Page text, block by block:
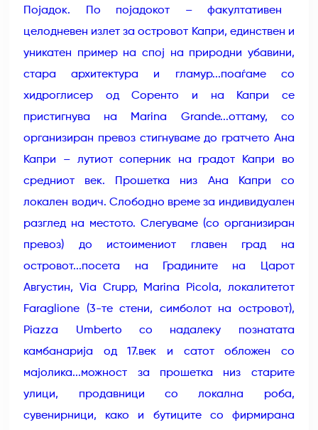
Појадок. По појадокот – факултативен
целодневен излет за островот Капри, единствен и
уникатен пример на спој на природни убавини,
стара архитектура и гламур...поаѓаме со
хидроглисер од Соренто и на Капри се
пристигнува на Marina Grande...оттаму, со
организиран превоз стигнуваме до гратчето Ана
Капри – лутиот соперник на градот Капри во
средниот век. Прошетка низ Ана Капри со
локален водич. Слободно време за индивидуален
разглед на местото. Слегуваме (со организиран
превоз) до истоимениот главен град на
островот...посета на Градините на Царот
Августин, Via Crupp, Marina Picola, локалитетот
Faraglione (3-те стени, симболот на островот),
Piazza Umberto со надалеку познатата
камбанарија од 17.век и сатот обложен со
мајолика...можност за прошетка низ старите
улици, продавници со локална роба,
сувенирници, како и бутиците со фирмирана